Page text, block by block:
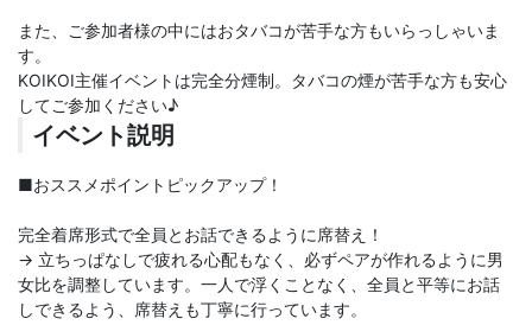
また、ご参加者様の中にはおタバコが苦手な方もいらっしゃいま
す。
KOIKOI主催イベントは完全分煙制。タバコの煙が苦手な方も安心
してご参加ください♪
イベント説明
■おススメポイントピックアップ！
完全着席形式で全員とお話できるように席替え！
→ 立ちっぱなしで疲れる心配もなく、必ずペアが作れるように男
女比を調整しています。一人で浮くことなく、全員と平等にお話
しできるよう、席替えも丁寧に行っています。